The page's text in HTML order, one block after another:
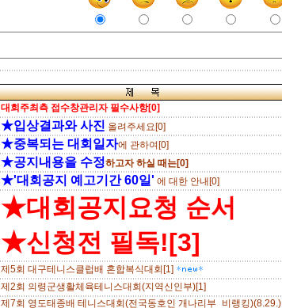
대회주최측 접수창관리자 필수사항[0]
★입상결과와 사진 올려주세요[0]
★중복되는 대회일자에 관하여[0]
★공지내용을 수정하고자 하실 때는[0]
★'대회공지 예고기간 60일' 에 대한 안내[0]
★대회공지요청 순서
★신청전 필독![3]
제5회 대구테니스클럽배 혼합복식대회[1]
제2회 의령군생활체육테니스대회(지역신인부)[1]
제7회 영도태종배 테니스대회(전국동호인 개나리부_비랭킹)(8.29.)